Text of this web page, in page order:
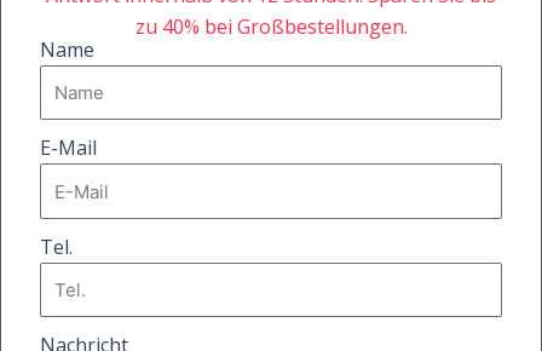
zu 40% bei Großbestellungen.
Name
E-Mail
Tel.
Nachricht